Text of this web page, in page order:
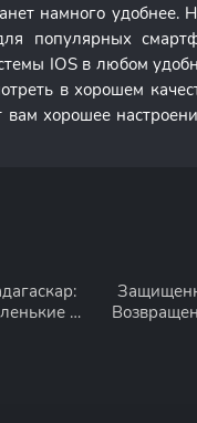
намного удобнее.
популярных
IOS в любом
в хорошем
вам хорошее
и